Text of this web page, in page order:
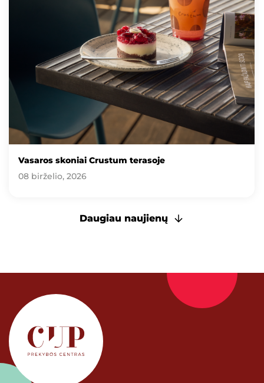
Vasaros skoniai Crustum terasoje
08 birželio, 2026
Daugiau naujienų